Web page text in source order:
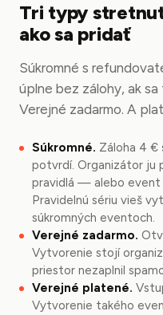
Tri typy
ako sa pridať
Súkromné s
úplne bez zálohy, ak
Verejné zadarmo. A
Súkromné. Záloha 4 €
potvrdí. Organizátor ju
pravidlá — alebo event
Pravidelnú sériu vieš
súkromných eventoch.
Verejné zadarmo.
Vytvorenie stojí
priestor nezaplnil
Verejné platené.
Vytvorenie takého